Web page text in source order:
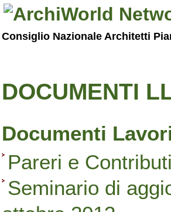
Consiglio Nazionale Architetti
DOCUMENTI
Documenti
Pareri e Contributi
Seminario di